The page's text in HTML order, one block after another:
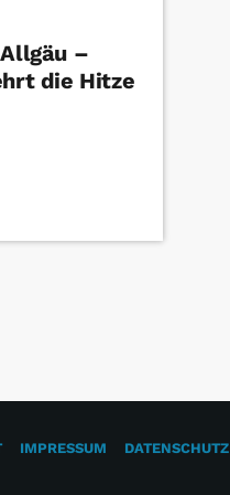
–
die Hitze
IMPRESSUM DATENSCHUTZ